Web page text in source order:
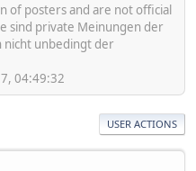
of posters and are not official
sind private Meinungen der
unbedingt der
04:49:32
USER ACTIONS